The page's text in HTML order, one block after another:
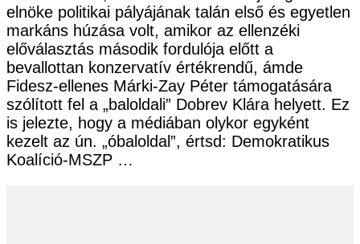
elnöke politikai pályájának talán első és egyetlen
markáns húzása volt, amikor az ellenzéki
előválasztás második fordulója előtt a
bevallottan konzervatív értékrendű, ámde
Fidesz-ellenes Márki-Zay Péter támogatására
szólított fel a „baloldali” Dobrev Klára helyett. Ez
is jelezte, hogy a médiában olykor egyként
kezelt az ún. „óbaloldal”, értsd: Demokratikus
Koalíció-MSZP …